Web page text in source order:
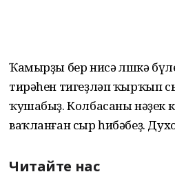
Ҡамырҙы бер нисә өлөшкә
тирәһен тигеҙләп ҡырҡып
ҡушабыҙ. Колбасаны нәҙек
ваҡланған сыр һибәбеҙ.
Читайте нас